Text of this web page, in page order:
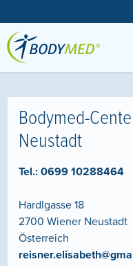
Bodymed-
Neustadt
Tel.:0699 10288464
Hardlgasse 18
2700 Wiener Neustadt
Österreich